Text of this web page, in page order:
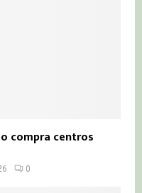
compra centros
0